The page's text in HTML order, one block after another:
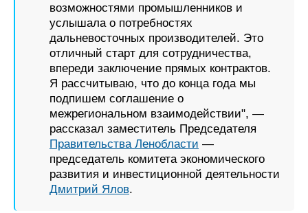
возможностями промышленников и
услышала о потребностях
дальневосточных производителей. Это
отличный старт для сотрудничества,
впереди заключение прямых контрактов.
Я рассчитываю, что до конца года мы
подпишем соглашение о
межрегиональном взаимодействии", —
рассказал заместитель Председателя
Правительства Ленобласти —
председатель комитета экономического
развития и инвестиционной деятельности
Дмитрий Ялов.